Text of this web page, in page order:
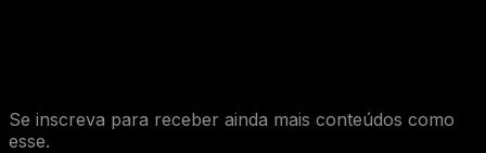
Se inscreva para receber ainda mais conteúdos como
esse.